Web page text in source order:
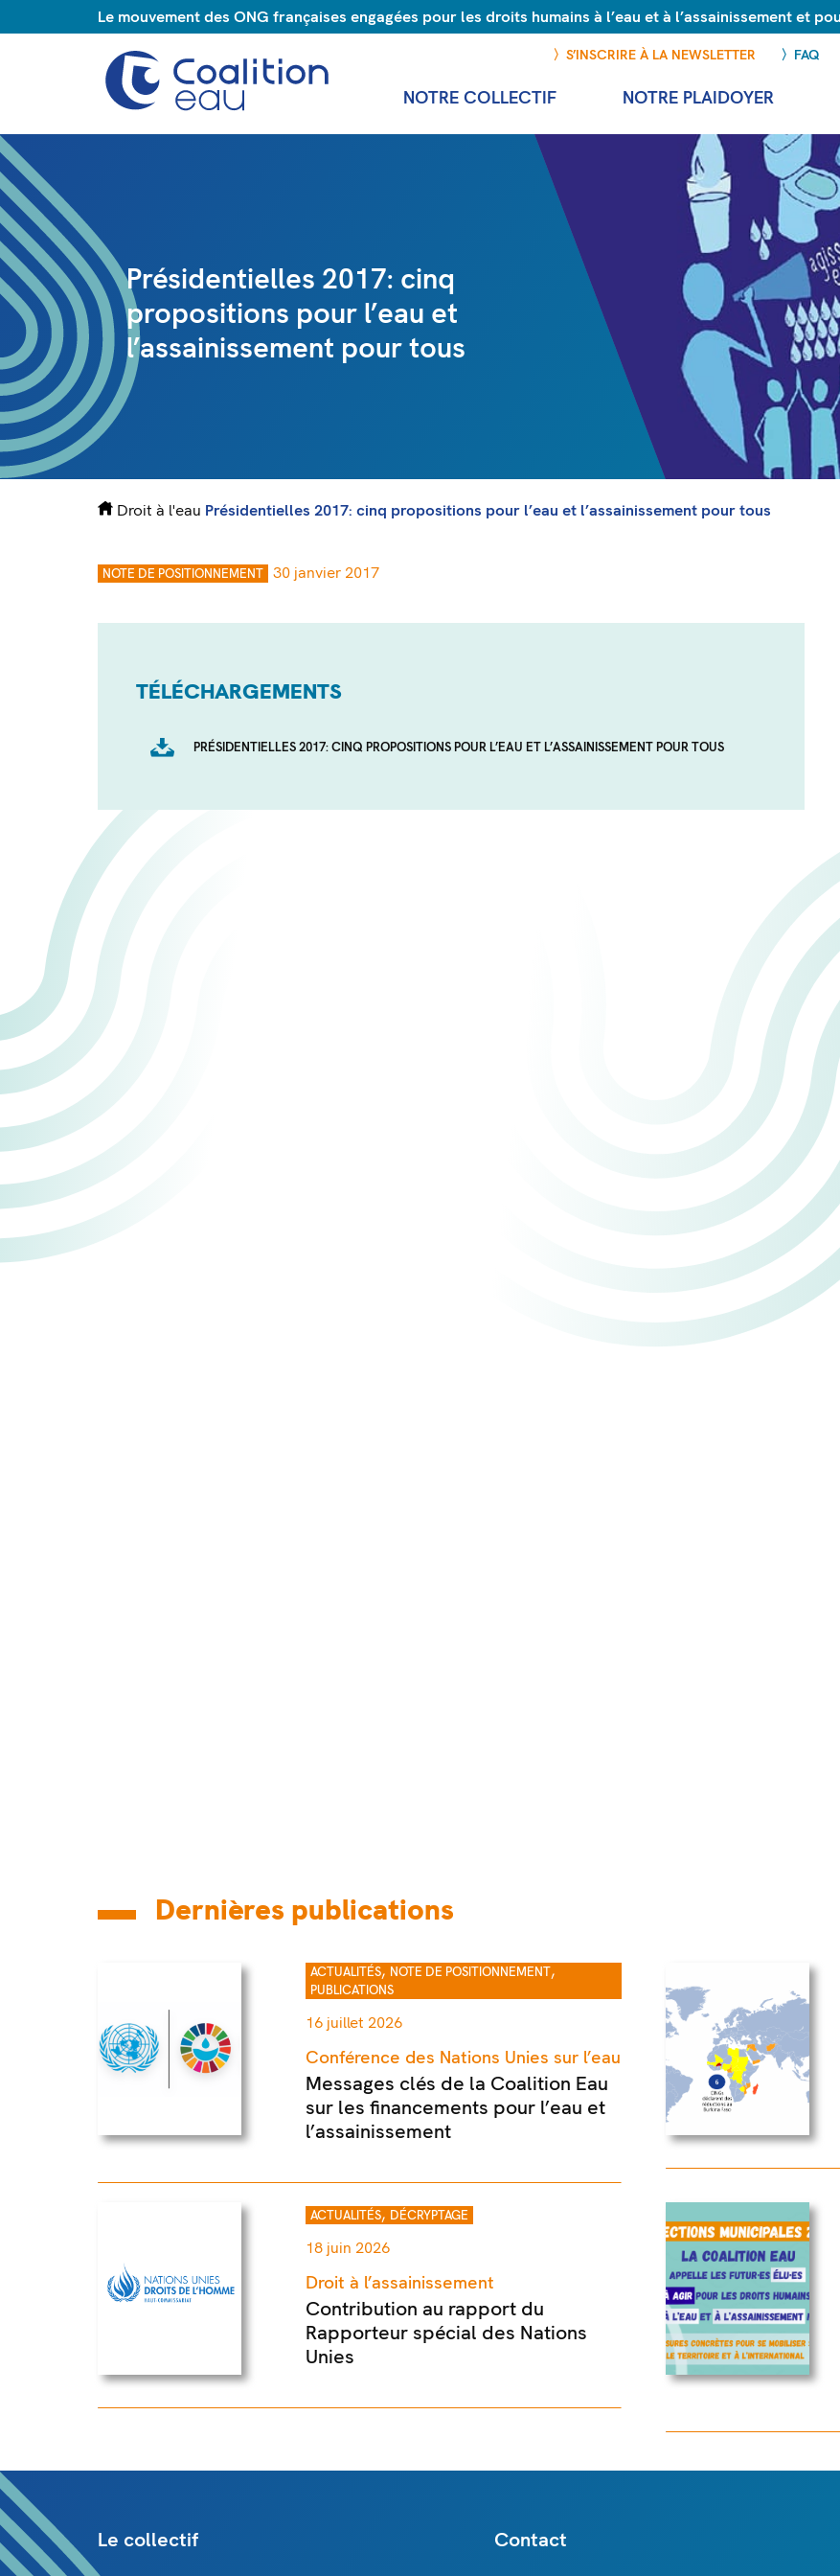
Le mouvement des ONG françaises engagées pour les droits humains à l’eau et à l’assainissement et
S’INSCRIRE À LA NEWSLETTER FAQ
NOTRE COLLECTIF NOTRE PLAIDOYER
Présidentielles 2017: cinq
propositions pour l’eau et
l’assainissement pour tous
Droit à l'eau Présidentielles 2017: cinq propositions pour l’eau et l’assainissement pour tous
NOTE DE POSITIONNEMENT 30 janvier 2017
TÉLÉCHARGEMENTS
PRÉSIDENTIELLES 2017: CINQ PROPOSITIONS POUR L’EAU ET L’ASSAINISSEMENT POUR TOUS
Dernières publications
ACTUALITÉS, NOTE DE POSITIONNEMENT,
PUBLICATIONS
16 juillet 2026
Conférence des Nations Unies sur l’eau
Messages clés de la Coalition Eau
sur les financements pour l’eau et
l’assainissement
ACTUALITÉS, DÉCRYPTAGE
18 juin 2026
Droit à l’assainissement
Contribution au rapport du
Rapporteur spécial des Nations
Unies
Le collectif Contact